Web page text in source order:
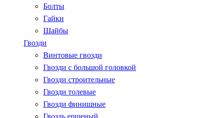
Болты
Гайки
Шайбы
Гвозди
Винтовые гвозди
Гвозди с большой головкой
Гвозди строительные
Гвозди толевые
Гвозди финишные
Гвоздь ершеный